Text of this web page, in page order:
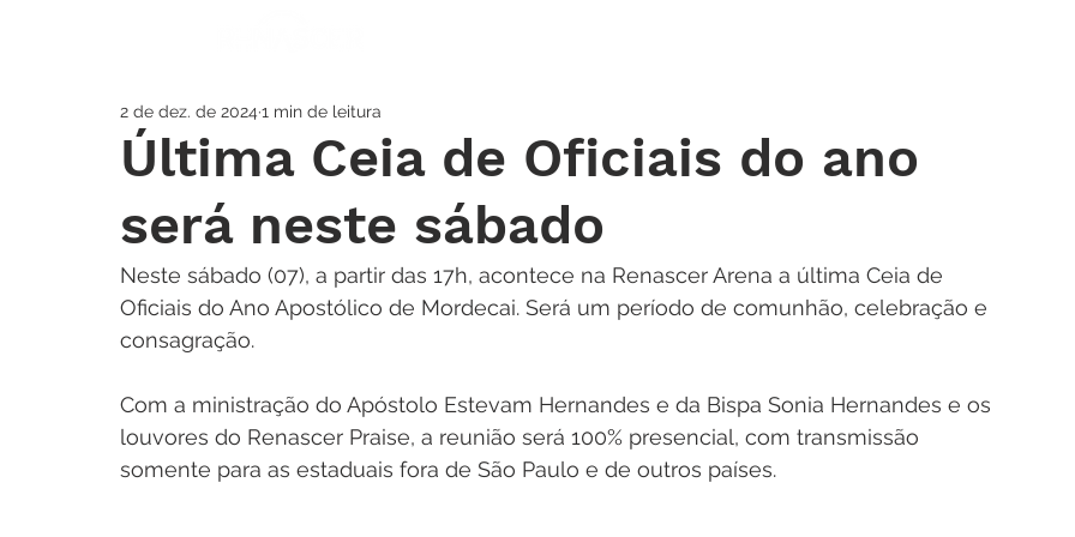
Última Ceia de Oficiais do ano
será neste sábado
2 de dez. de 2024 1 min de leitura
Neste sábado (07), a partir das 17h, acontece na Renascer Arena a última Ceia de
Oficiais do Ano Apostólico de Mordecai. Será um período de comunhão, celebração e
consagração.
Com a ministração do Apóstolo Estevam Hernandes e da Bispa Sonia Hernandes e os
louvores do Renascer Praise, a reunião será 100% presencial, com transmissão
somente para as estaduais fora de São Paulo e de outros países.